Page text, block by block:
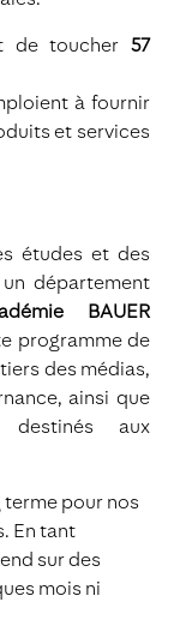
de toucher 57
à fournir
et services
études et des
département
BAUER
programme de
des médias,
ainsi que
destinés aux
terme pour nos
En tant
sur des
mois ni